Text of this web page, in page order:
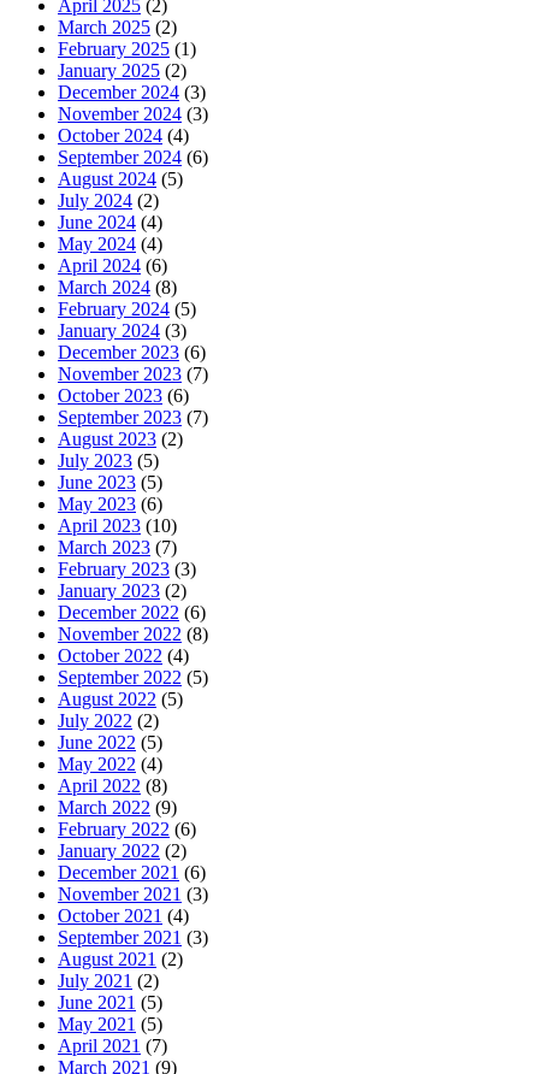
April 2025 (2)
March 2025 (2)
February 2025 (1)
January 2025 (2)
December 2024 (3)
November 2024 (3)
October 2024 (4)
September 2024 (6)
August 2024 (5)
July 2024 (2)
June 2024 (4)
May 2024 (4)
April 2024 (6)
March 2024 (8)
February 2024 (5)
January 2024 (3)
December 2023 (6)
November 2023 (7)
October 2023 (6)
September 2023 (7)
August 2023 (2)
July 2023 (5)
June 2023 (5)
May 2023 (6)
April 2023 (10)
March 2023 (7)
February 2023 (3)
January 2023 (2)
December 2022 (6)
November 2022 (8)
October 2022 (4)
September 2022 (5)
August 2022 (5)
July 2022 (2)
June 2022 (5)
May 2022 (4)
April 2022 (8)
March 2022 (9)
February 2022 (6)
January 2022 (2)
December 2021 (6)
November 2021 (3)
October 2021 (4)
September 2021 (3)
August 2021 (2)
July 2021 (2)
June 2021 (5)
May 2021 (5)
April 2021 (7)
March 2021 (9)